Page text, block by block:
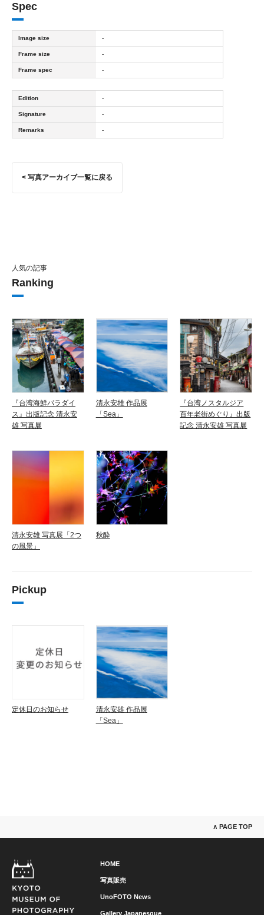
Spec
Image size -
Frame size -
Frame spec -
Edition -
Signature -
Remarks -
< 写真アーカイブ一覧に戻る
人気の記事
Ranking
『台湾海鮮パラダイ
ス』出版記念 清永安
雄 写真展
清永安雄 作品展
「Sea」
『台湾ノスタルジア
百年老街めぐり』出版
記念 清永安雄 写真展
清永安雄 写真展「2つ
の風景」
秋酔
Pickup
定休日のお知らせ
清永安雄 作品展
「Sea」
∧ PAGE TOP
HOME
写真販売
UnoFOTO News
Gallery Japanesque